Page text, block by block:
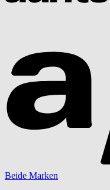
Beide Marken